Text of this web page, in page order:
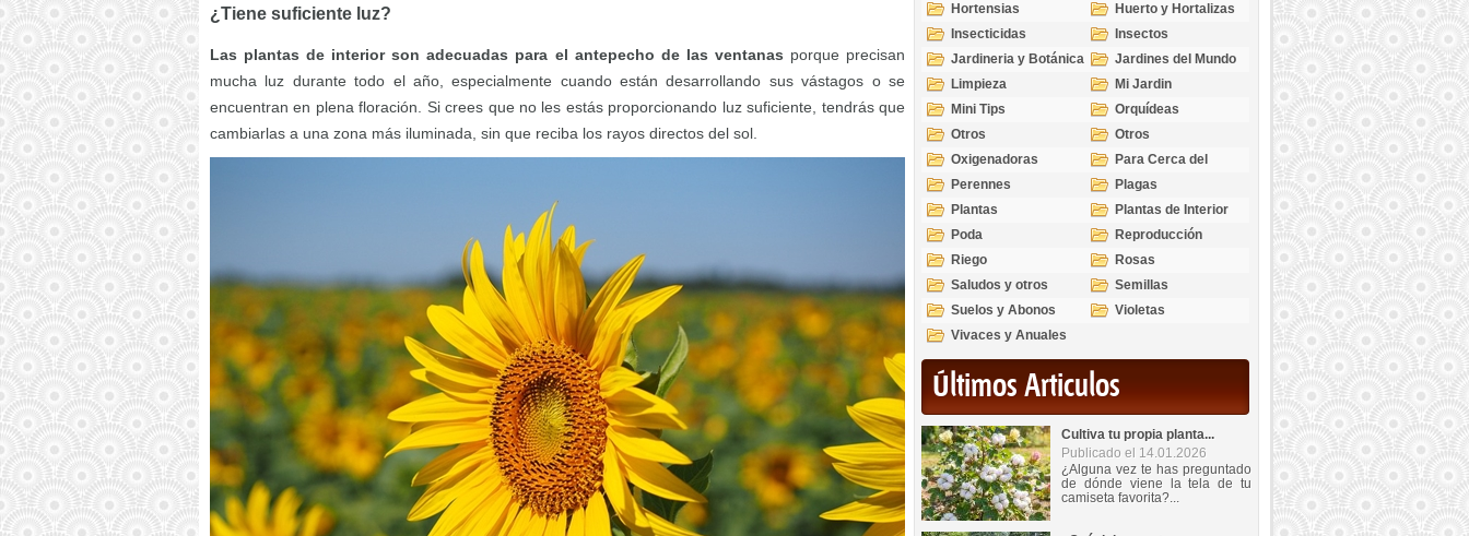
¿Tiene suficiente luz?
Las plantas de interior son adecuadas para el antepecho de las ventanas porque precisan
mucha luz durante todo el año, especialmente cuando están desarrollando sus vástagos o se
encuentran en plena floración. Si crees que no les estás proporcionando luz suficiente, tendrás que
cambiarlas a una zona más iluminada, sin que reciba los rayos directos del sol.
Hortensias
Huerto y Hortalizas
Insecticidas
Insectos
Jardineria y Botánica
Jardines del Mundo
Limpieza
Mi Jardin
Mini Tips
Orquídeas
Otros
Otros
Oxigenadoras
Para Cerca del
Estanque
Perennes
Plagas
Plantas
Plantas de Interior
Poda
Reproducción
Riego
Rosas
Saludos y otros
temas
Semillas
Suelos y Abonos
Violetas
Vivaces y Anuales
Últimos Articulos
Cultiva tu propia planta...
Publicado el 14.01.2026
¿Alguna vez te has preguntado
de dónde viene la tela de tu
camiseta favorita?...